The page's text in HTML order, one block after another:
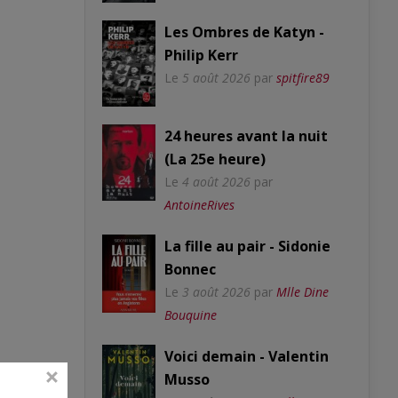
Les Ombres de Katyn -
Philip Kerr
Le 5 août 2026 par spitfire89
24 heures avant la nuit
(La 25e heure)
Le 4 août 2026 par
AntoineRives
La fille au pair - Sidonie
Bonnec
Le 3 août 2026 par Mlle Dine
Bouquine
Voici demain - Valentin
Musso